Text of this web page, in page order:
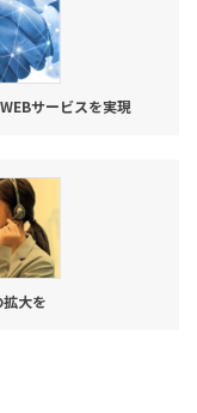
サービスを実現
大を